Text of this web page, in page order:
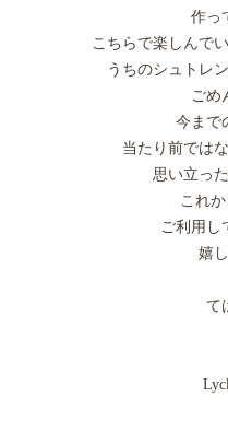
作っ
こちらで楽しんで
うちのシュトレ
ごめ
今まで
当たり前では
思い立っ
これ
ご利用し
嬉
て